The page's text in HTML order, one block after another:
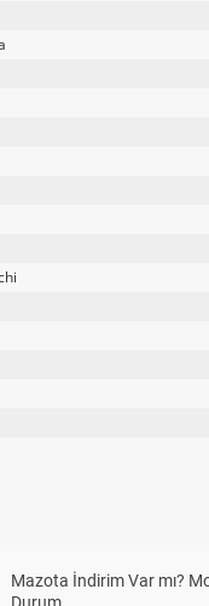
Mazota İndirim Var mı?